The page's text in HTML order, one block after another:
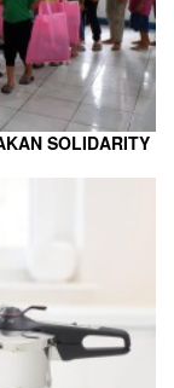
SOLIDARITY